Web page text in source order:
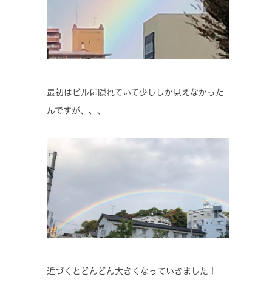
最初はビルに隠れていて少ししか見えなかった
んですが、、、
近づくとどんどん大きくなっていきました！